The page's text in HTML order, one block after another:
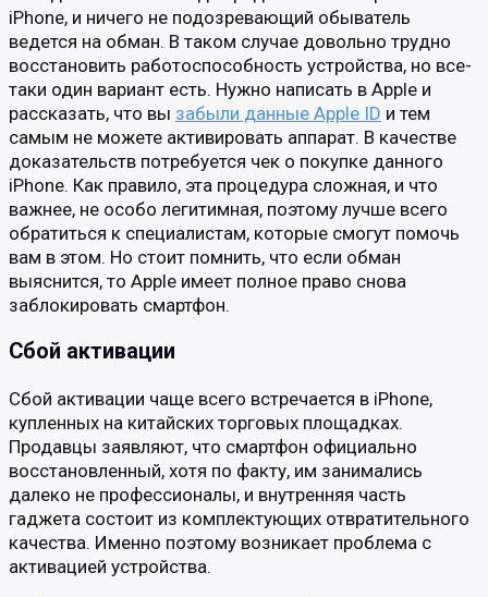
iPhone, и ничего не подозревающий обыватель
ведется на обман. В таком случае довольно трудно
восстановить работоспособность устройства, но все-
таки один вариант есть. Нужно написать в Apple и
рассказать, что вы забыли данные Apple ID и тем
самым не можете активировать аппарат. В качестве
доказательств потребуется чек о покупке данного
iPhone. Как правило, эта процедура сложная, и что
важнее, не особо легитимная, поэтому лучше всего
обратиться к специалистам, которые смогут помочь
вам в этом. Но стоит помнить, что если обман
выяснится, то Apple имеет полное право снова
заблокировать смартфон.
Сбой активации
Сбой активации чаще всего встречается в iPhone,
купленных на китайских торговых площадках.
Продавцы заявляют, что смартфон официально
восстановленный, хотя по факту, им занимались
далеко не профессионалы, и внутренняя часть
гаджета состоит из комплектующих отвратительного
качества. Именно поэтому возникает проблема с
активацией устройства.